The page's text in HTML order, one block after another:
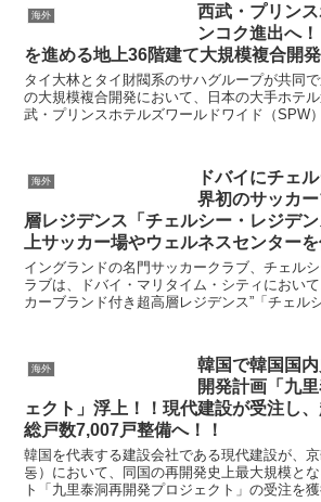
海外
西武・プリン
ンコク進出へ
を進める地上36階建て大規模複合開
タイ大林とタイ財閥系のサハグループが共同
の大規模複合開発において、日本の大手ホテ
武・プリンスホテルズワールドワイド（SPW
海外
ドバイにチェ
界初のサッカ
層レジデンス「チェルシー・レジデ
上サッカー場やウェルネスセンターを
イングランドの名門サッカークラブ、チェル
ラブは、ドバイ・マリタイム・シティにおい
カーブランド付き超高層レジデンス”「チェル
海外
韓国で韓国国
開発計画「九
ェクト」浮上！！現代建設が受注し
総戸数7,007戸整備へ！！
韓国を代表する建設会社である現代建設が、
동）において、同国の再開発史上最大規模と
ト「九里泰洞再開発プロジェクト」の受注を